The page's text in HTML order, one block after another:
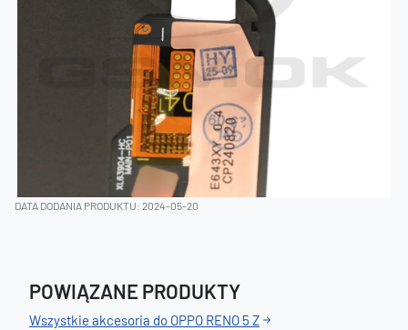
DATA DODANIA PRODUKTU: 2024-05-20
POWIĄZANE PRODUKTY
Wszystkie akcesoria do OPPO RENO 5 Z